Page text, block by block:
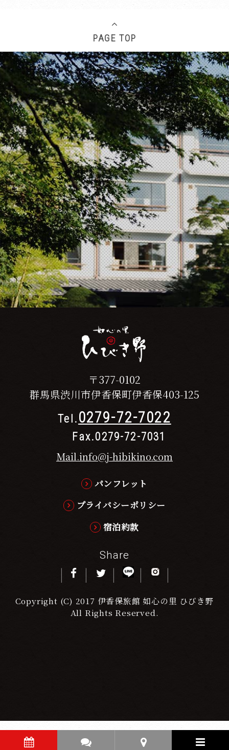
PAGE TOP
〒377-0102
群馬県渋川市伊香保町伊香保403-125
Tel. 0279-72-7022
Fax.0279-72-7031
Mail.info@j-hibikino.com
パンフレット
プライバシーポリシー
宿泊約款
Share
Copyright (C) 2017 伊香保旅館 如心の里 ひびき野
All Rights Reserved.